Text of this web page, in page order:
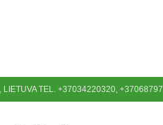
LIETUVA TEL. +37034220320,